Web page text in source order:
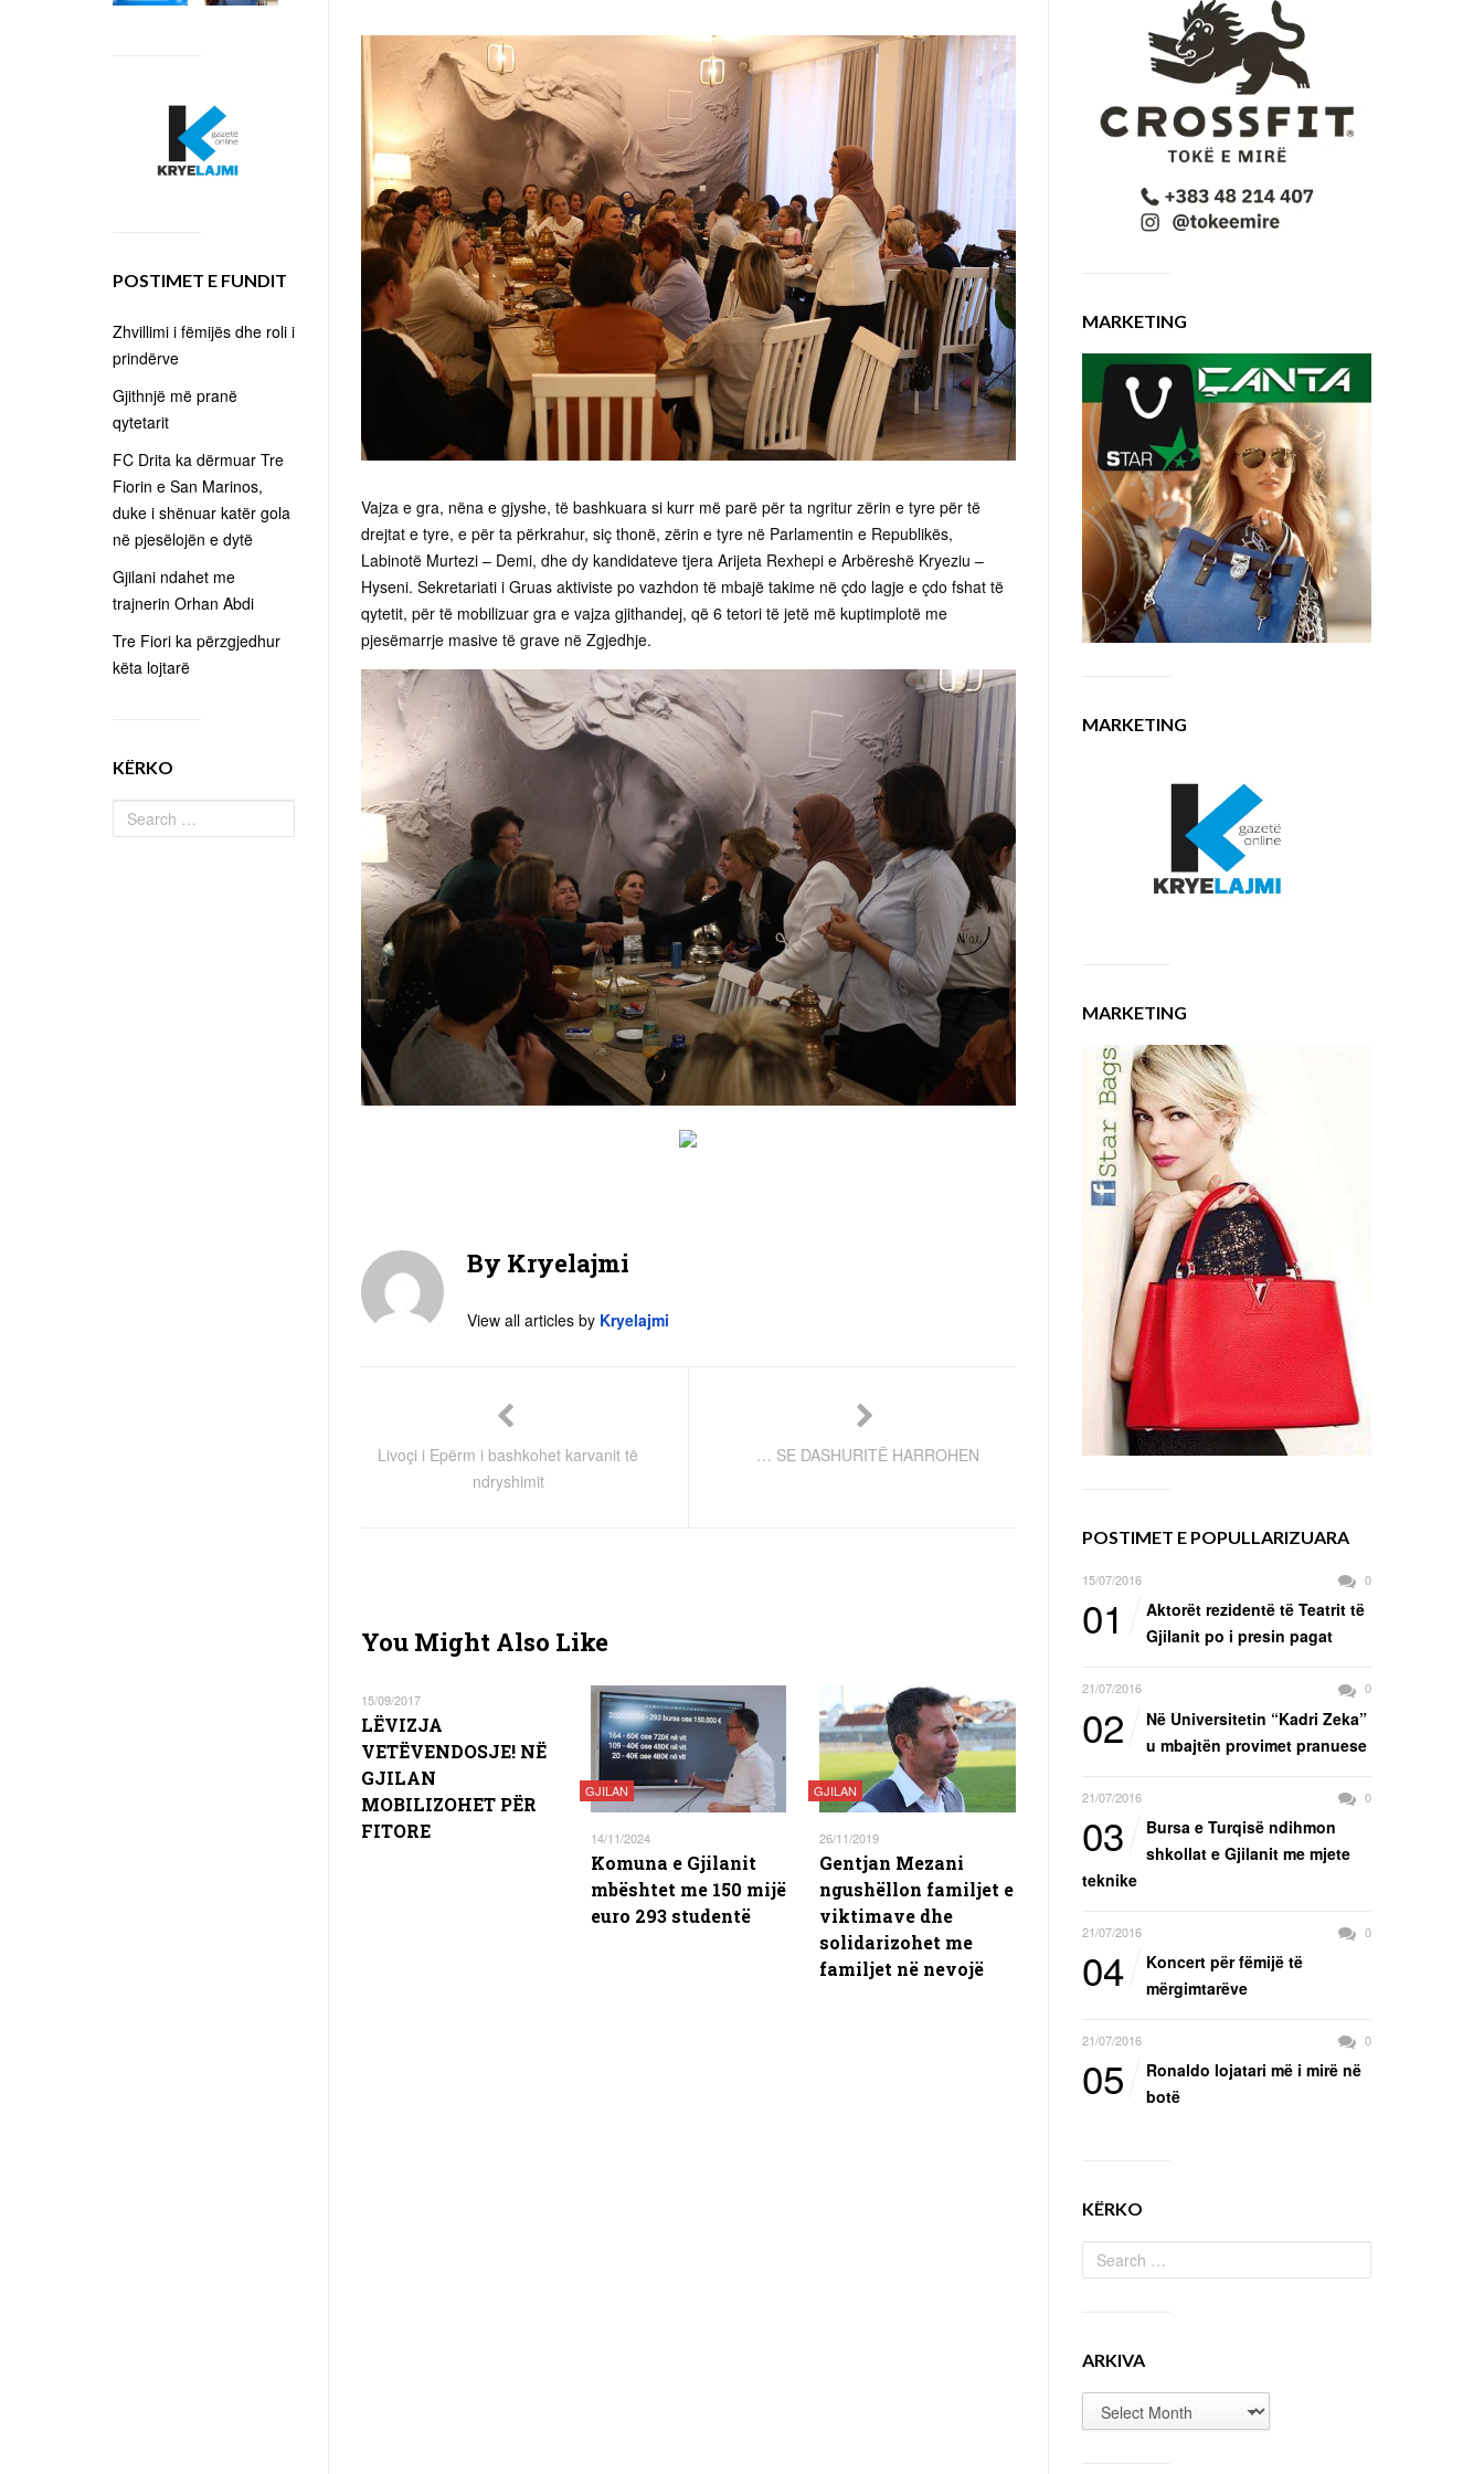
Vajza e gra, nëna e gjyshe, të bashkuara si kurr më parë për ta ngritur zërin e tyre për të
drejtat e tyre, e për ta përkrahur, siç thonë, zërin e tyre në Parlamentin e Republikës,
Labinotë Murtezi – Demi, dhe dy kandidateve tjera Arijeta Rexhepi e Arbëreshë Kryeziu –
Hyseni. Sekretariati i Gruas aktiviste po vazhdon të mbajë takime në çdo lagje e çdo fshat të
qytetit, për të mobilizuar gra e vajza gjithandej, që 6 tetori të jetë më kuptimplotë me
pjesëmarrje masive të grave në Zgjedhje.
By Kryelajmi
View all articles by Kryelajmi
Livoçi i Epërm i bashkohet karvanit të
ndryshimit
… SE DASHURITË HARROHEN
You Might Also Like
15/09/2017
LËVIZJA
VETËVENDOSJE! NË
GJILAN
MOBILIZOHET PËR
FITORE
GJILAN
14/11/2024
Komuna e Gjilanit
mbështet me 150 mijë
euro 293 studentë
GJILAN
26/11/2019
Gentjan Mezani
ngushëllon familjet e
viktimave dhe
solidarizohet me
familjet në nevojë
MARKETING
MARKETING
MARKETING
POSTIMET E POPULLARIZUARA
15/07/2016 0
01
Aktorët rezidentë të Teatrit të
Gjilanit po i presin pagat
21/07/2016 0
02
Në Universitetin “Kadri Zeka”
u mbajtën provimet pranuese
21/07/2016 0
03
Bursa e Turqisë ndihmon
shkollat e Gjilanit me mjete
teknike
21/07/2016 0
04
Koncert për fëmijë të
mërgimtarëve
21/07/2016 0
05
Ronaldo lojatari më i mirë në
botë
KËRKO
ARKIVA
POSTIMET E FUNDIT
Zhvillimi i fëmijës dhe roli i
prindërve
Gjithnjë më pranë
qytetarit
FC Drita ka dërmuar Tre
Fiorin e San Marinos,
duke i shënuar katër gola
në pjesëlojën e dytë
Gjilani ndahet me
trajnerin Orhan Abdi
Tre Fiori ka përzgjedhur
këta lojtarë
KËRKO